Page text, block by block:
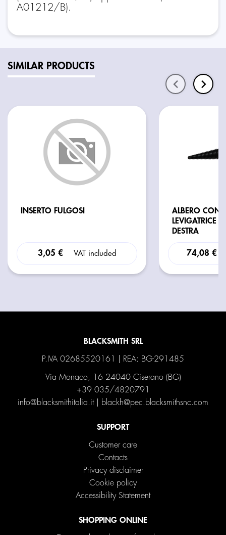
A01212/B).
SIMILAR PRODUCTS
INSERTO FULGOSI
3,05 € VAT included
ALBERO
LEVIGATRICE
DESTRA
74,08 €
BLACKSMITH SRL
P.IVA 02685520161 | REA: BG-291485
Via Monaco, 16 24040 Ciserano (BG)
+39 035/4820791
info@blacksmithitalia.it| blackh@pec.blacksmithsnc.com
SUPPORT
Customer care
Contacts
Privacy disclaimer
Cookie policy
Accessibility Statement
SHOPPING ONLINE